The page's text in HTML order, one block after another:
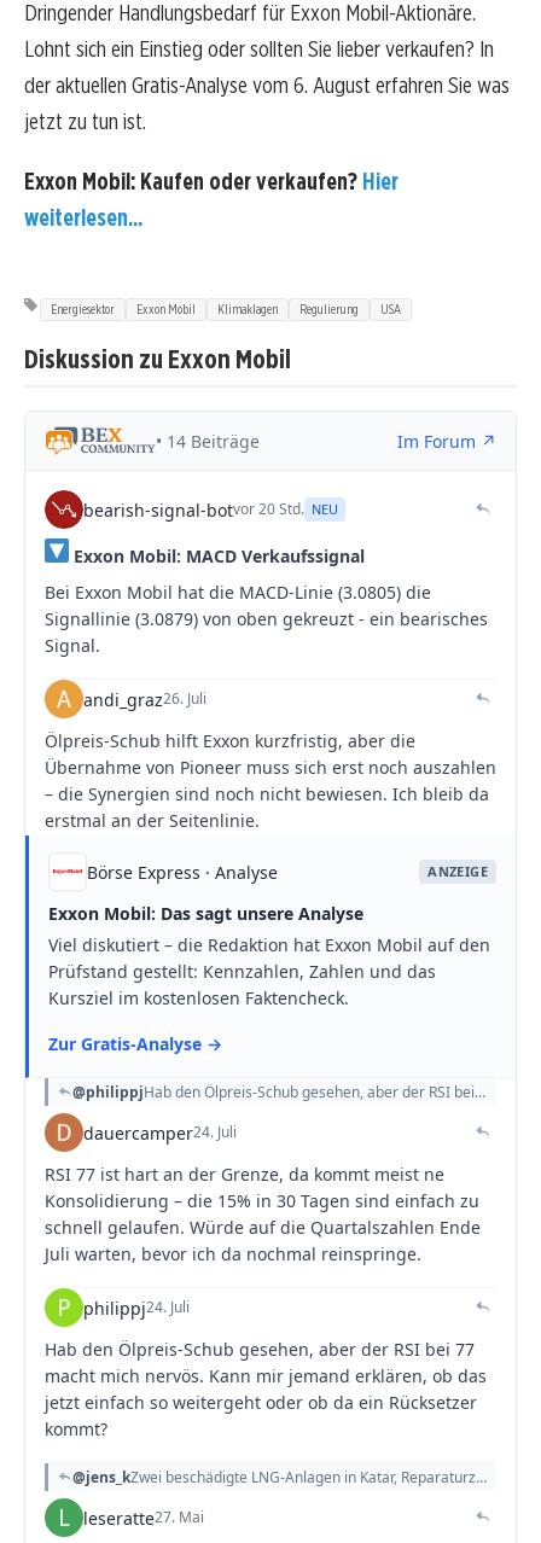
Dringender Handlungsbedarf für Exxon Mobil-Aktionäre.
Lohnt sich ein Einstieg oder sollten Sie lieber verkaufen? In
der aktuellen Gratis-Analyse vom 6. August erfahren Sie was
jetzt zu tun ist.
Exxon Mobil: Kaufen oder verkaufen? Hier
weiterlesen...
Energiesektor Exxon Mobil Klimaklagen Regulierung USA
Diskussion zu Exxon Mobil